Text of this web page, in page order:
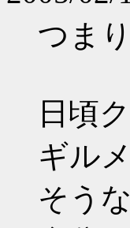
つま
日頃
ギル
そう